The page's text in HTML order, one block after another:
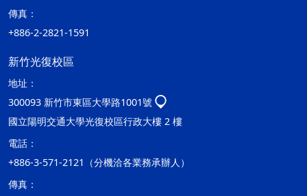
傳真：
+886-2-2821-1591
新竹光復校區
地址：
300093 新竹市東區大學路1001號
國立陽明交通大學光復校區行政大樓 2 樓
電話：
+886-3-571-2121（分機洽各業務承辦人）
傳真：